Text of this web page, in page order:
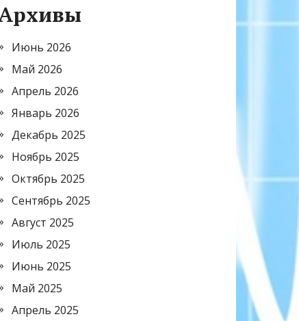
Июнь 2026
Май 2026
Апрель 2026
Январь 2026
Декабрь 2025
Ноябрь 2025
Октябрь 2025
Сентябрь 2025
Август 2025
Июль 2025
Июнь 2025
Май 2025
Апрель 2025